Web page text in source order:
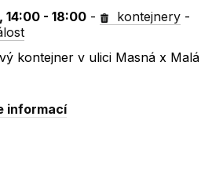
14:00 - 18:00 - kontejnery -
kontejner v ulici Masná x Malá
informací